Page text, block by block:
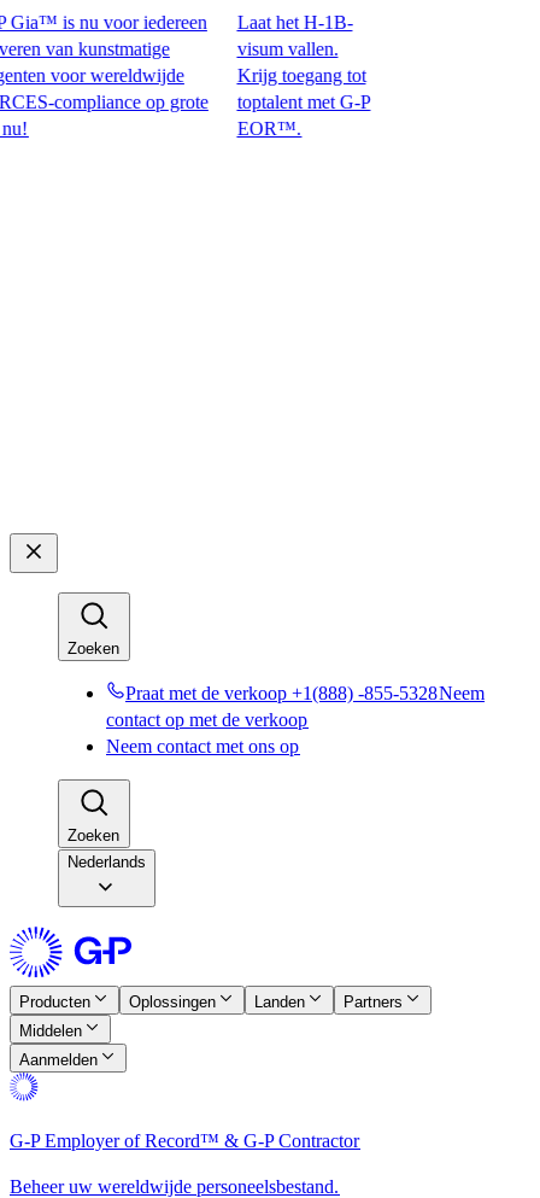
is nu voor iedereen
van kunstmatige
voor wereldwijde
compliance op grote
Laat het H-1B-
visum vallen.
Krijg toegang tot
toptalent met G-P
EOR™.​​
Zoeken​​
Praat met de verkoop +1(888) -855-5328​​Neem
contact op met de verkoop​​
Neem contact met ons op​​
Zoeken​​
Nederlands
Producten​​ Oplossingen​​ Landen​​
Partners​​
Middelen​​
Aanmelden​​
G-P Employer of Record™ & G-P Contractor​​
Beheer uw wereldwijde personeelsbestand.​​